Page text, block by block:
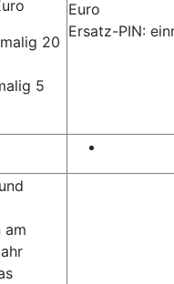
20
5
Euro
Ersatz-PIN:
am